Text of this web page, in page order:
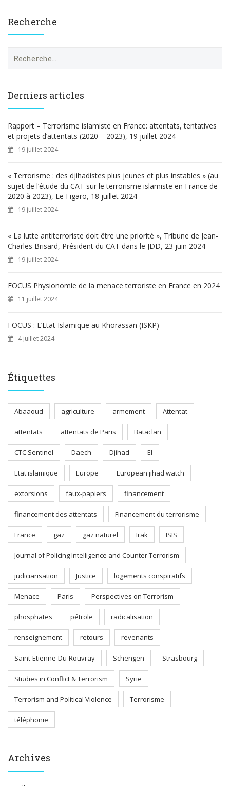
Recherche
e
h
e
r
Derniers articles
Rapport – Terrorisme islamiste en France: attentats, tentatives
et projets d’attentats (2020 – 2023), 19 juillet 2024
19 juillet 2024
« Terrorisme : des djihadistes plus jeunes et plus instables » (au
sujet de l’étude du CAT sur le terrorisme islamiste en France de
2020 à 2023), Le Figaro, 18 juillet 2024
19 juillet 2024
« La lutte antiterroriste doit être une priorité », Tribune de Jean-
Charles Brisard, Président du CAT dans le JDD, 23 juin 2024
19 juillet 2024
FOCUS Physionomie de la menace terroriste en France en 2024
11 juillet 2024
FOCUS : L’Etat Islamique au Khorassan (ISKP)
4 juillet 2024
Étiquettes
Abaaoud agriculture armement Attentat
attentats attentats de Paris Bataclan
CTC Sentinel Daech Djihad EI
Etat islamique Europe European jihad watch
extorsions faux-papiers financement
financement des attentats Financement du terrorisme
France gaz gaz naturel Irak ISIS
Journal of Policing Intelligence and Counter Terrorism
judiciarisation Justice logements conspiratifs
Menace Paris Perspectives on Terrorism
phosphates pétrole radicalisation
renseignement retours revenants
Saint-Etienne-Du-Rouvray Schengen Strasbourg
Studies in Conflict & Terrorism Syrie
Terrorism and Political Violence Terrorisme
téléphonie
Archives